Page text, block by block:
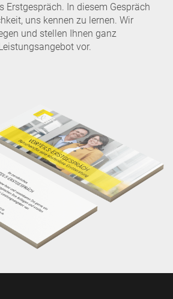
Erstgespräch. In diesem Gespräch
uns kennen zu lernen. Wir
und stellen Ihnen ganz
vor.